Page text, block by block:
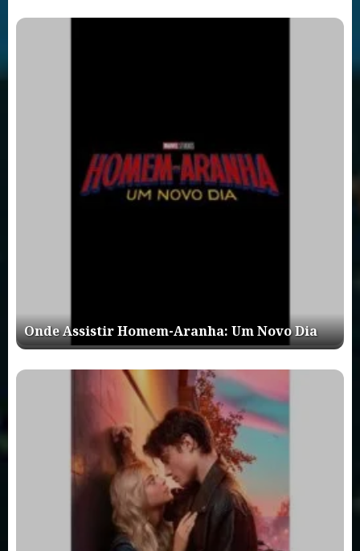
Onde Assistir Homem-Aranha: Um Novo Dia